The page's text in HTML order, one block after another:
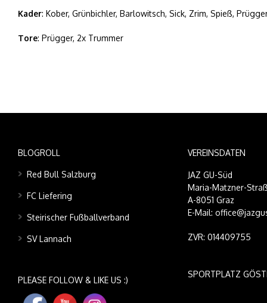
Kader: Kober, Grünbichler, Barlowitsch, Sick, Zrim, Spieß,
Tore: Prügger, 2x Trummer
BLOGROLL
Red Bull Salzburg
FC Liefering
Steirischer Fußballverband
SV Lannach
PLEASE FOLLOW & LIKE US :)
VEREINSDATEN
JAZ GU-Süd
Maria-Matzner-
A-8051 Graz
E-Mail:
ZVR: 014409755
SPORTPLATZ